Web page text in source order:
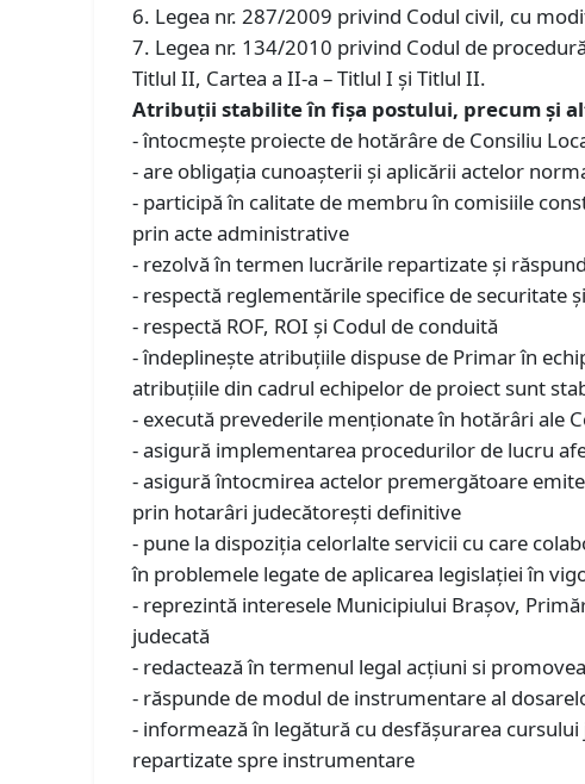
6. Legea nr. 287/2009 privind Codul civil, cu
7. Legea nr. 134/2010 privind Codul de
Titlul II, Cartea a II-a – Titlul I și Titlul II.
Atribuții stabilite în fișa postului, precum și
- întocmeşte proiecte de hotărâre de Consiliu
- are obligaţia cunoaşterii şi aplicării actelor
- participă în calitate de membru în comisiile
prin acte administrative
- rezolvă în termen lucrările repartizate şi
- respectă reglementările specifice de securitate
- respectă ROF, ROI şi Codul de conduită
- îndeplineşte atribuţiile dispuse de Primar în
atribuţiile din cadrul echipelor de proiect sunt
- execută prevederile menţionate în hotărâri ale
- asigură implementarea procedurilor de lucru
- asigură întocmirea actelor premergătoare
prin hotarâri judecătoreşti definitive
- pune la dispoziţia celorlalte servicii cu care
în problemele legate de aplicarea legislaţiei în
- reprezintă interesele Municipiului Braşov,
judecată
- redactează în termenul legal acţiuni si
- răspunde de modul de instrumentare al
- informează în legătură cu desfăşurarea
repartizate spre instrumentare